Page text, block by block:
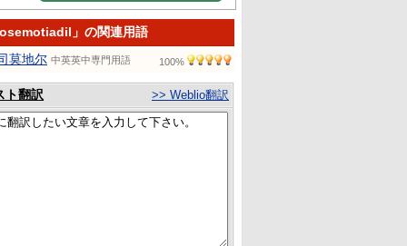
」の関連用語
莫地尔 中英英中専門用語 100%
ト翻訳 >> Weblio翻訳